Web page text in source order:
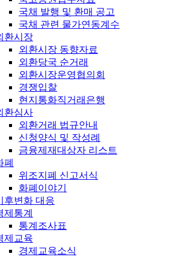
국채 발행 및 환매 공고
국채 관련 물가연동계수
환시장
외환시장 동향자료
외환당국 순거래
외환시장운영협의회
경쟁입찰
현지통화직거래은행
환심사
외환거래 법규안내
신청양식 및 작성례
금융제재대상자 리스트
폐
위조지폐 신고서식
화폐이야기
후변화 대응
제통계
통계조사표
제교육
경제교육소식